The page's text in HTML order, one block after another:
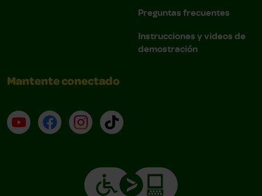
Preguntas frecuentes
Instrucciones y videos de
demostración
Mantente conectado
YouTube (en inglés)
Facebook (en inglés)
Instagram (en inglés)
TikTok